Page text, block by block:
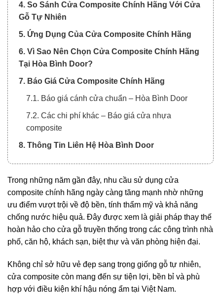
4. So Sánh Cửa Composite Chính Hãng Với Cửa
Gỗ Tự Nhiên
5. Ứng Dụng Của Cửa Composite Chính Hãng
6. Vì Sao Nên Chọn Cửa Composite Chính Hãng
Tại Hòa Bình Door?
7. Báo Giá Cửa Composite Chính Hãng
7.1. Báo giá cánh cửa chuẩn – Hòa Bình Door
7.2. Các chi phí khác – Báo giá cửa nhựa
composite
8. Thông Tin Liên Hệ Hòa Bình Door
Trong những năm gần đây, nhu cầu sử dụng cửa
composite chính hãng ngày càng tăng mạnh nhờ những
ưu điểm vượt trội về độ bền, tính thẩm mỹ và khả năng
chống nước hiệu quả. Đây được xem là giải pháp thay thế
hoàn hảo cho cửa gỗ truyền thống trong các công trình nhà
phố, căn hộ, khách sạn, biệt thự và văn phòng hiện đại.
Không chỉ sở hữu vẻ đẹp sang trọng giống gỗ tự nhiên,
cửa composite còn mang đến sự tiện lợi, bền bỉ và phù
hợp với điều kiện khí hậu nóng ẩm tại Việt Nam.